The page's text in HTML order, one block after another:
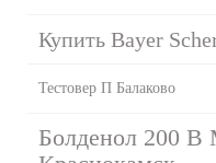
Купить Bayer
Тестовер П Балаково
Болденол 200 В